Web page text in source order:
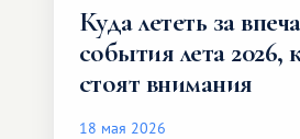
Куда лететь за
события лета 2026,
стоят внимания
18 мая 2026